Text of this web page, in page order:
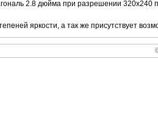
2.8 дюйма при разрешении 320х240
яркости, а так же присутствует